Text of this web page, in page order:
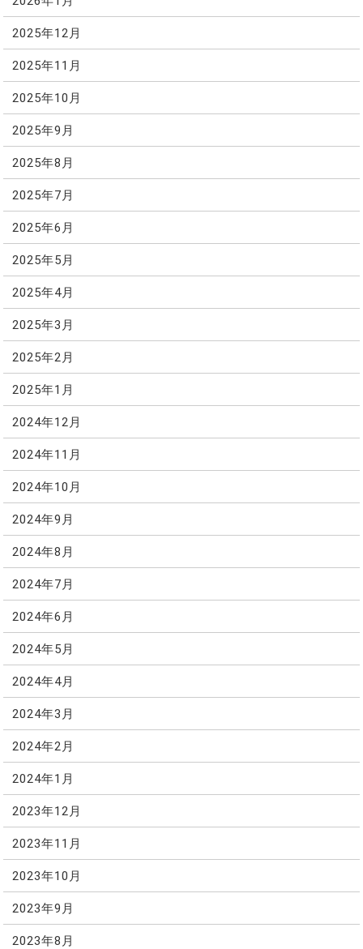
2025年12月
2025年11月
2025年10月
2025年9月
2025年8月
2025年7月
2025年6月
2025年5月
2025年4月
2025年3月
2025年2月
2025年1月
2024年12月
2024年11月
2024年10月
2024年9月
2024年8月
2024年7月
2024年6月
2024年5月
2024年4月
2024年3月
2024年2月
2024年1月
2023年12月
2023年11月
2023年10月
2023年9月
2023年8月